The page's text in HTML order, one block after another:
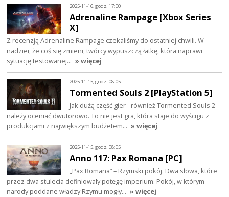
2025-11-16, godz. 17:00
Adrenaline Rampage [Xbox Series
X]
Z recenzją Adrenaline Rampage czekaliśmy do ostatniej chwili. W
nadziei, że coś się zmieni, twórcy wypuszczą łatkę, która naprawi
sytuację testowanej… » więcej
2025-11-15, godz. 08:05
Tormented Souls 2 [PlayStation 5]
Jak dużą część gier - również Tormented Souls 2
należy oceniać dwutorowo. To nie jest gra, która staje do wyścigu z
produkcjami z największym budżetem… » więcej
2025-11-15, godz. 08:05
Anno 117: Pax Romana [PC]
„Pax Romana” – Rzymski pokój. Dwa słowa, które
przez dwa stulecia definiowały potęgę imperium. Pokój, w którym
narody poddane władzy Rzymu mogły… » więcej